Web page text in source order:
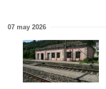
07 may 2026